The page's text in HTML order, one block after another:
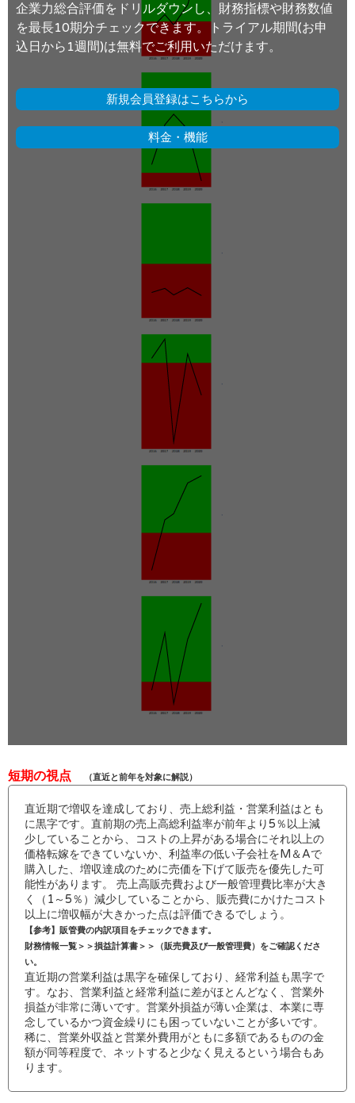
企業力総合評価をドリルダウンし、財務指標や財務数値
を最長10期分チェックできます。トライアル期間(お申
込日から1週間)は無料でご利用いただけます。
新規会員登録はこちらから
料金・機能
短期の視点 （直近と前年を対象に解説）
直近期で増収を達成しており、売上総利益・営業利益はとも
に黒字です。直前期の売上高総利益率が前年より5％以上減
少していることから、コストの上昇がある場合にそれ以上の
価格転嫁をできていないか、利益率の低い子会社をM＆Aで
購入した、増収達成のために売価を下げて販売を優先した可
能性があります。 売上高販売費および一般管理費比率が大き
く（1～5％）減少していることから、販売費にかけたコスト
以上に増収幅が大きかった点は評価できるでしょう。
【参考】販管費の内訳項目をチェックできます。
財務情報一覧＞＞損益計算書＞＞（販売費及び一般管理費）をご確認くださ
い。
直近期の営業利益は黒字を確保しており、経常利益も黒字で
す。なお、営業利益と経常利益に差がほとんどなく、営業外
損益が非常に薄いです。営業外損益が薄い企業は、本業に専
念しているかつ資金繰りにも困っていないことが多いです。
稀に、営業外収益と営業外費用がともに多額であるものの金
額が同等程度で、ネットすると少なく見えるという場合もあ
ります。